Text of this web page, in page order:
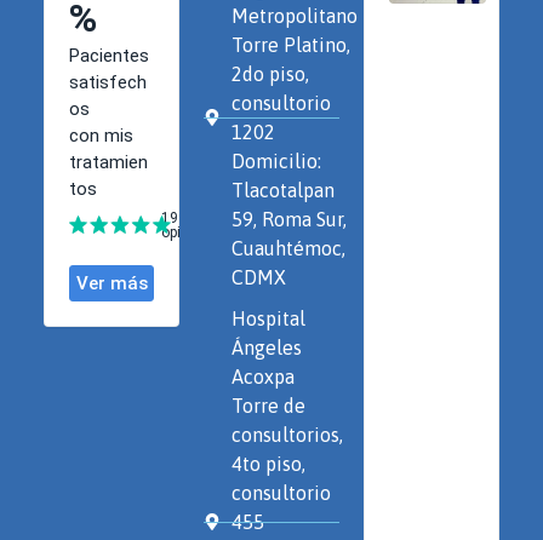
Metropolitano
Torre Platino,
2do piso,
consultorio
1202
Domicilio:
Tlacotalpan
59, Roma Sur,
Cuauhtémoc,
CDMX
Hospital
Ángeles
Acoxpa
Torre de
consultorios,
4to piso,
consultorio
455